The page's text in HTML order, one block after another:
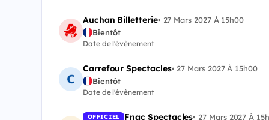
Auchan Billetterie• 27 Mars 2027 À 15h00
Bientôt
Date de l'évènement
Carrefour Spectacles• 27 Mars 2027 À 15h00
Bientôt
Date de l'évènement
OFFICIEL Fnac Spectacles• 27 Mars 2027 À